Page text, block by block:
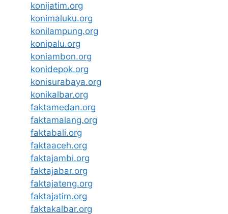
konijatim.org
konimaluku.org
konilampung.org
konipalu.org
koniambon.org
konidepok.org
konisurabaya.org
konikalbar.org
faktamedan.org
faktamalang.org
faktabali.org
faktaaceh.org
faktajambi.org
faktajabar.org
faktajateng.org
faktajatim.org
faktakalbar.org